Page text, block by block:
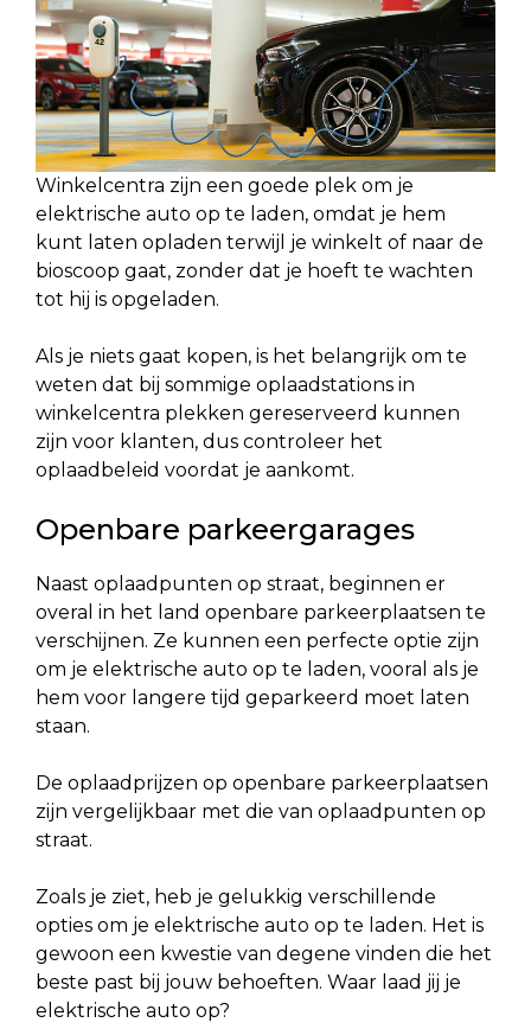
Winkelcentra zijn een goede plek om je
elektrische auto op te laden, omdat je hem
kunt laten opladen terwijl je winkelt of naar de
bioscoop gaat, zonder dat je hoeft te wachten
tot hij is opgeladen.
Als je niets gaat kopen, is het belangrijk om te
weten dat bij sommige oplaadstations in
winkelcentra plekken gereserveerd kunnen
zijn voor klanten, dus controleer het
oplaadbeleid voordat je aankomt.
Openbare parkeergarages
Naast oplaadpunten op straat, beginnen er
overal in het land openbare parkeerplaatsen te
verschijnen. Ze kunnen een perfecte optie zijn
om je elektrische auto op te laden, vooral als je
hem voor langere tijd geparkeerd moet laten
staan.
De oplaadprijzen op openbare parkeerplaatsen
zijn vergelijkbaar met die van oplaadpunten op
straat.
Zoals je ziet, heb je gelukkig verschillende
opties om je elektrische auto op te laden. Het is
gewoon een kwestie van degene vinden die het
beste past bij jouw behoeften. Waar laad jij je
elektrische auto op?